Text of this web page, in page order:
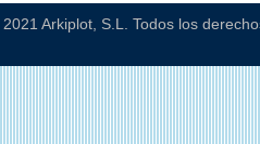
Arkiplot, S.L. Todos los